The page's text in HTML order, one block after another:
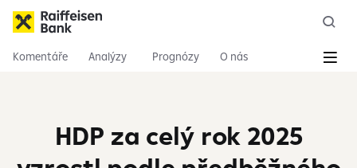
Komentáře Analýzy Prognózy O nás
HDP za celý rok 2025